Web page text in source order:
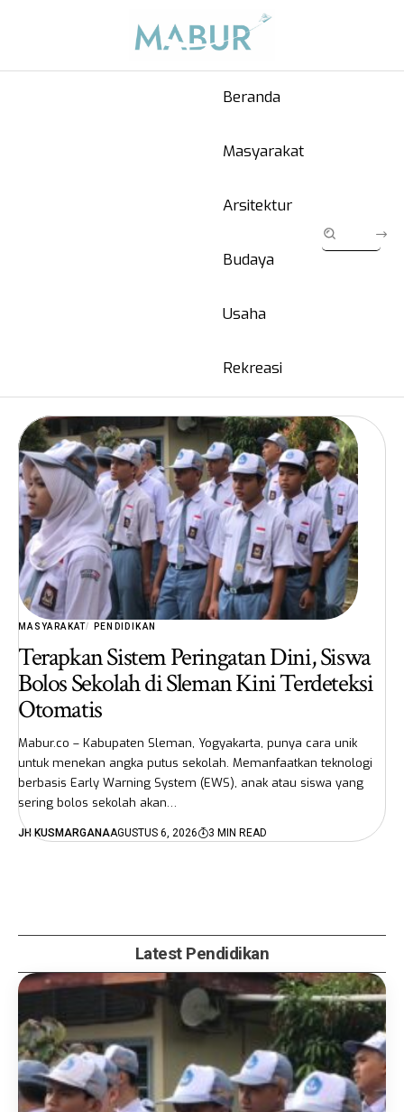
Beranda
Masyarakat
Arsitektur
Budaya
Usaha
Rekreasi
MASYARAKAT PENDIDIKAN
Terapkan Sistem Peringatan Dini, Siswa
Bolos Sekolah di Sleman Kini Terdeteksi
Otomatis
Mabur.co – Kabupaten Sleman, Yogyakarta, punya cara unik
untuk menekan angka putus sekolah. Memanfaatkan teknologi
berbasis Early Warning System (EWS), anak atau siswa yang
sering bolos sekolah akan…
JH KUSMARGANAAGUSTUS 6, 2026 3 MIN READ
Latest Pendidikan